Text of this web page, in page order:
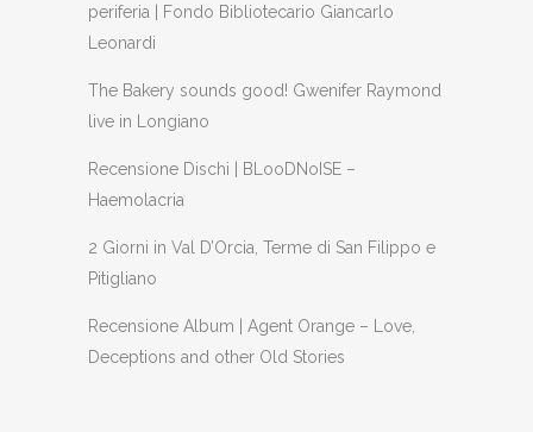
periferia | Fondo Bibliotecario Giancarlo
Leonardi
The Bakery sounds good! Gwenifer Raymond
live in Longiano
Recensione Dischi | BLooDNoISE –
Haemolacria
2 Giorni in Val D’Orcia, Terme di San Filippo e
Pitigliano
Recensione Album | Agent Orange – Love,
Deceptions and other Old Stories